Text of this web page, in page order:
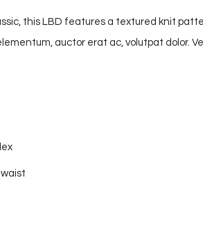
this LBD features a textured knit
auctor erat ac, volutpat dolor.
waist